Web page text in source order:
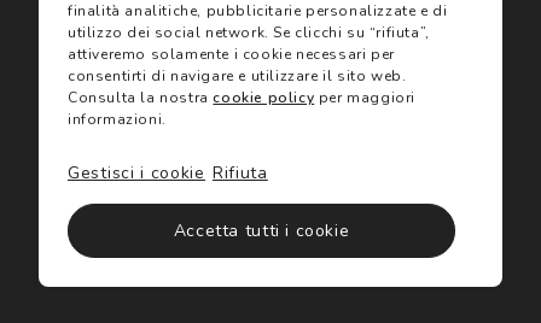
Servizi
Trova negozio
Gift Card
Termini e condizioni
Termini di vendita
Avvertenze e informazioni di sicurezza sui prodotti
Informativa sulla Privacy
Utilizzo dei cookie
finalità analitiche, pubblicitarie personalizzate e di
utilizzo dei social network. Se clicchi su “rifiuta”,
attiveremo solamente i cookie necessari per
consentirti di navigare e utilizzare il sito web.
Consulta la nostracookie policy per maggiori
informazioni.
Accetta tutti i cookie
Rifiuta
Gestisci i cookie